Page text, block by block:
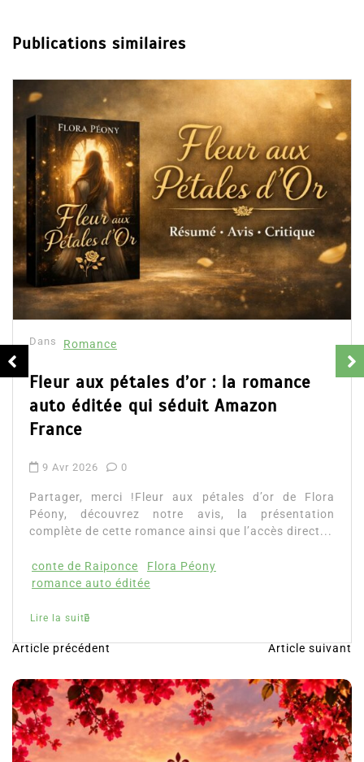
Publications similaires
Dans Romance
Collector Dear You (Intégrale) –
résumé et avis
16 Fév 2025
Partager, merci !Collector Dear You
d’Emily Blaine. Voici le résumé du roman, les
ainsi que l’accès direct au livre. Partager,...
Lire la suite
N
v
i
g